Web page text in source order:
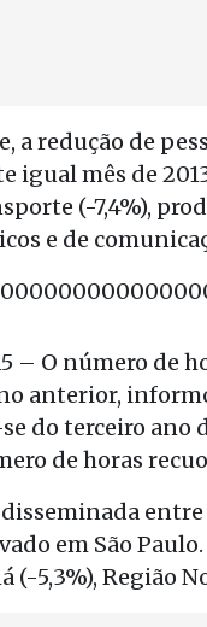
a redução de
igual mês de
(-7,4%),
e de
– O número de
anterior,
do terceiro
de horas
entre
em São
(-5,3%), Região